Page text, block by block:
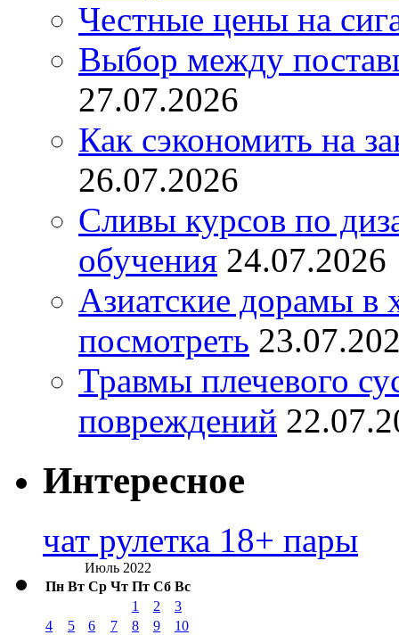
Честные цены на
Выбор между
27.07.2026
Как сэкономить на
26.07.2026
Сливы курсов по
обучения 24.07.2026
Азиатские дорамы в
посмотреть
Травмы плечевого
повреждений
Интересное
чат рулетка 18+ пары
Июль 2022
Пн Вт Ср Чт Пт Сб Вс
1 2
3
4
5 6 7 8 9
10